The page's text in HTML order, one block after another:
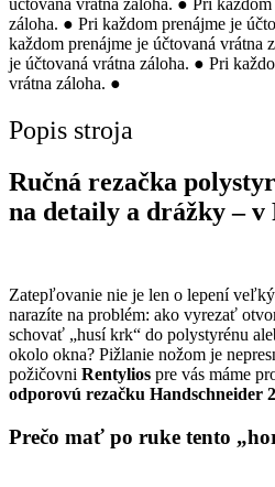
záloha. ● Pri každom prenájme je
každom prenájme je účtovaná vrátna
je účtovaná vrátna záloha. ● Pri
vrátna záloha. ●
Popis stroja
Ručná rezačka
na detaily a drážky – v
Zatepľovanie nie je len o lepení
narazíte na problém: ako vyrezať
schovať „husí krk“ do polystyrénu
okolo okna? Pižlanie nožom je
požičovni Rentylios pre vás máme
odporovú rezačku Handschneider
Prečo mať po ruke tento